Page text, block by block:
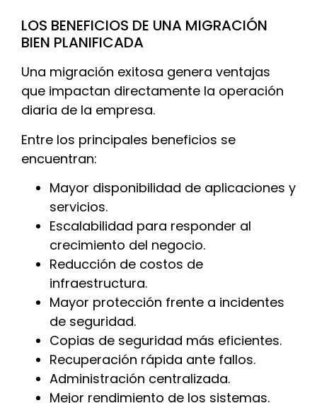
LOS BENEFICIOS DE UNA MIGRACIÓN
BIEN PLANIFICADA
Una migración exitosa genera ventajas
que impactan directamente la operación
diaria de la empresa.
Entre los principales beneficios se
encuentran:
Mayor disponibilidad de aplicaciones y
servicios.
Escalabilidad para responder al
crecimiento del negocio.
Reducción de costos de
infraestructura.
Mayor protección frente a incidentes
de seguridad.
Copias de seguridad más eficientes.
Recuperación rápida ante fallos.
Administración centralizada.
Mejor rendimiento de los sistemas.